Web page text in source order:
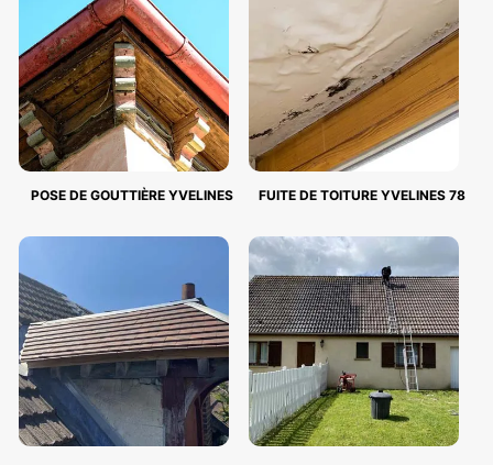
POSE DE GOUTTIÈRE YVELINES FUITE DE TOITURE YVELINES 78